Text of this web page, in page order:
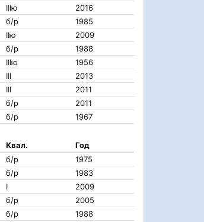
IIIю
2016
б/р
1985
IIю
2009
б/р
1988
IIIю
1956
III
2013
III
2011
б/р
2011
б/р 1967
Квал.
Год
б/р
1975
б/р
1983
I
2009
б/р
2005
б/р
1988